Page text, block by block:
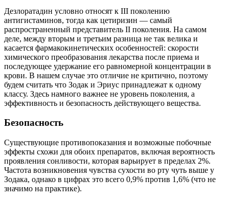
Дезлоратадин условно относят к III поколению
антигистаминов, тогда как цетиризин — самый
распространенный представитель II поколения. На самом
деле, между вторым и третьим разница не так велика и
касается фармакокинетических особенностей: скорости
химического преобразования лекарства после приема и
последующее удержание его равномерной концентрации в
крови. В нашем случае это отличие не критично, поэтому
будем считать что Зодак и Эриус принадлежат к одному
классу. Здесь намного важнее не уровень поколения, а
эффективность и безопасность действующего вещества.
Безопасность
Существующие противопоказания и возможные побочные
эффекты схожи для обоих препаратов, включая вероятность
проявления сонливости, которая варьирует в пределах 2%.
Частота возникновения чувства сухости во рту чуть выше у
Зодака, однако в цифрах это всего 0,9% против 1,6% (что не
значимо на практике).